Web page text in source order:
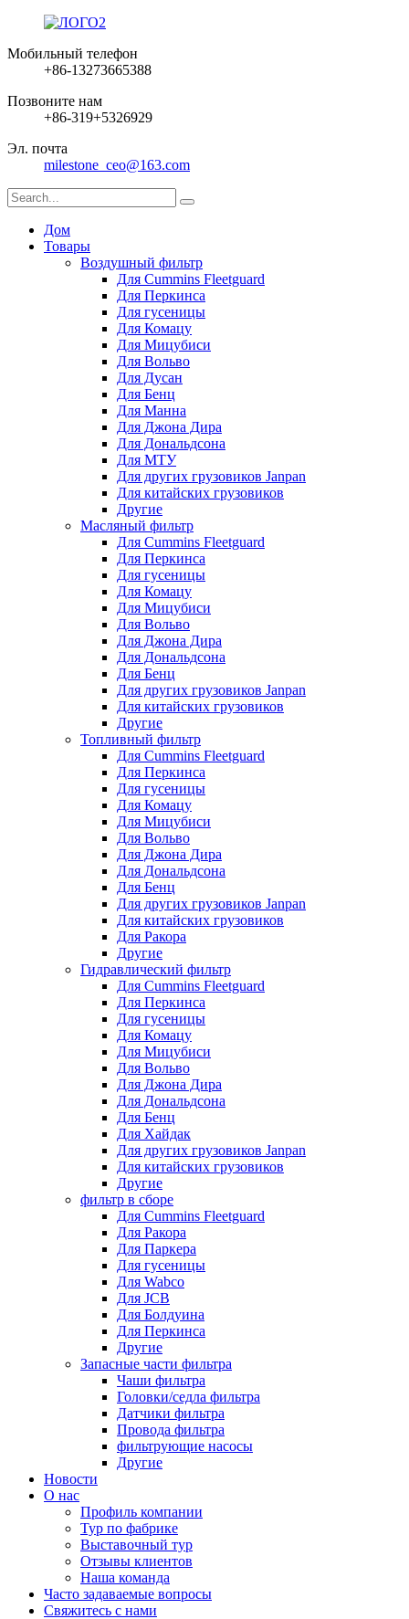
Мобильный телефон
+86-13273665388
Позвоните нам
+86-319+5326929
Эл. почта
milestone_ceo@163.com
Дом
Товары
Воздушный фильтр
Для Cummins Fleetguard
Для Перкинса
Для гусеницы
Для Комацу
Для Мицубиси
Для Вольво
Для Дусан
Для Бенц
Для Манна
Для Джона Дира
Для Дональдсона
Для МТУ
Для других грузовиков Janpan
Для китайских грузовиков
Другие
Масляный фильтр
Для Cummins Fleetguard
Для Перкинса
Для гусеницы
Для Комацу
Для Мицубиси
Для Вольво
Для Джона Дира
Для Дональдсона
Для Бенц
Для других грузовиков Janpan
Для китайских грузовиков
Другие
Топливный фильтр
Для Cummins Fleetguard
Для Перкинса
Для гусеницы
Для Комацу
Для Мицубиси
Для Вольво
Для Джона Дира
Для Дональдсона
Для Бенц
Для других грузовиков Janpan
Для китайских грузовиков
Для Ракора
Другие
Гидравлический фильтр
Для Cummins Fleetguard
Для Перкинса
Для гусеницы
Для Комацу
Для Мицубиси
Для Вольво
Для Джона Дира
Для Дональдсона
Для Бенц
Для Хайдак
Для других грузовиков Janpan
Для китайских грузовиков
Другие
фильтр в сборе
Для Cummins Fleetguard
Для Ракора
Для Паркера
Для гусеницы
Для Wabco
Для JCB
Для Болдуина
Для Перкинса
Другие
Запасные части фильтра
Чаши фильтра
Головки/седла фильтра
Датчики фильтра
Провода фильтра
фильтрующие насосы
Другие
Новости
О нас
Профиль компании
Тур по фабрике
Выставочный тур
Отзывы клиентов
Наша команда
Часто задаваемые вопросы
Свяжитесь с нами